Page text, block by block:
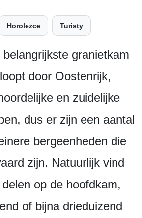
Horolezce Turisty
granietkam
door Oostenrijk,
en zuidelijke
dus er zijn een aantal
bergeenheden die
zijn. Natuurlijk vind
op de hoofdkam,
of bijna drieduizend